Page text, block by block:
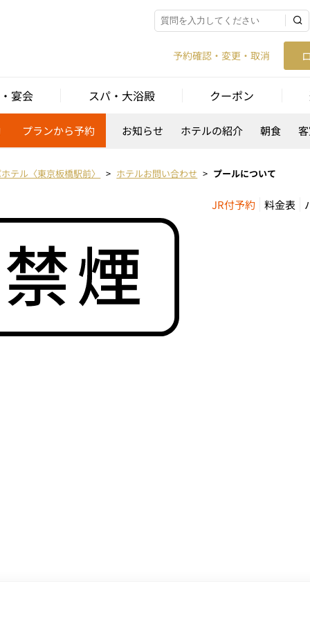
予約確認・変更・取消
宴会 スパ・大浴殿 クーポン
プランから予約 お知らせ ホテルの紹介 朝食
テル〈東京板橋駅前〉 ホテルお問い合わせ プールについて
JR付予約 料金表